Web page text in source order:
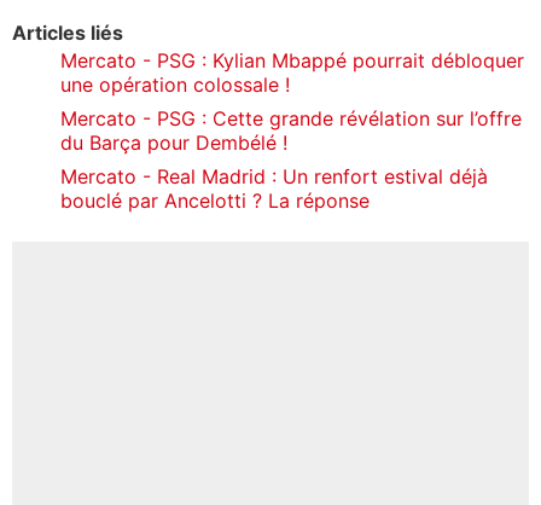
Articles liés
Mercato - PSG : Kylian Mbappé pourrait débloquer
une opération colossale !
Mercato - PSG : Cette grande révélation sur l’offre
du Barça pour Dembélé !
Mercato - Real Madrid : Un renfort estival déjà
bouclé par Ancelotti ? La réponse